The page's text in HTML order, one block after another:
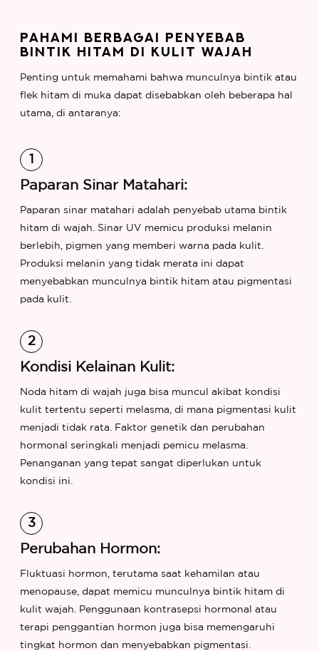
PAHAMI BERBAGAI PENYEBAB
BINTIK HITAM DI KULIT WAJAH
Penting untuk memahami bahwa munculnya bintik atau
flek hitam di muka dapat disebabkan oleh beberapa hal
utama, di antaranya:
Paparan Sinar Matahari:
Paparan sinar matahari adalah penyebab utama bintik
hitam di wajah. Sinar UV memicu produksi melanin
berlebih, pigmen yang memberi warna pada kulit.
Produksi melanin yang tidak merata ini dapat
menyebabkan munculnya bintik hitam atau pigmentasi
pada kulit.
Kondisi Kelainan Kulit:
Noda hitam di wajah juga bisa muncul akibat kondisi
kulit tertentu seperti melasma, di mana pigmentasi kulit
menjadi tidak rata. Faktor genetik dan perubahan
hormonal seringkali menjadi pemicu melasma.
Penanganan yang tepat sangat diperlukan untuk
kondisi ini.
Perubahan Hormon:
Fluktuasi hormon, terutama saat kehamilan atau
menopause, dapat memicu munculnya bintik hitam di
kulit wajah. Penggunaan kontrasepsi hormonal atau
terapi penggantian hormon juga bisa memengaruhi
tingkat hormon dan menyebabkan pigmentasi.